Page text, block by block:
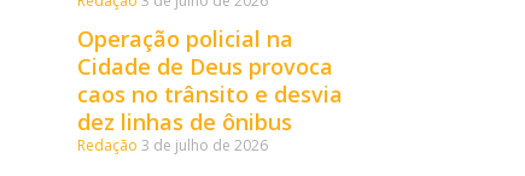
Operação policial na
Cidade de Deus provoca
caos no trânsito e desvia
dez linhas de ônibus
Redação 3 de julho de 2026